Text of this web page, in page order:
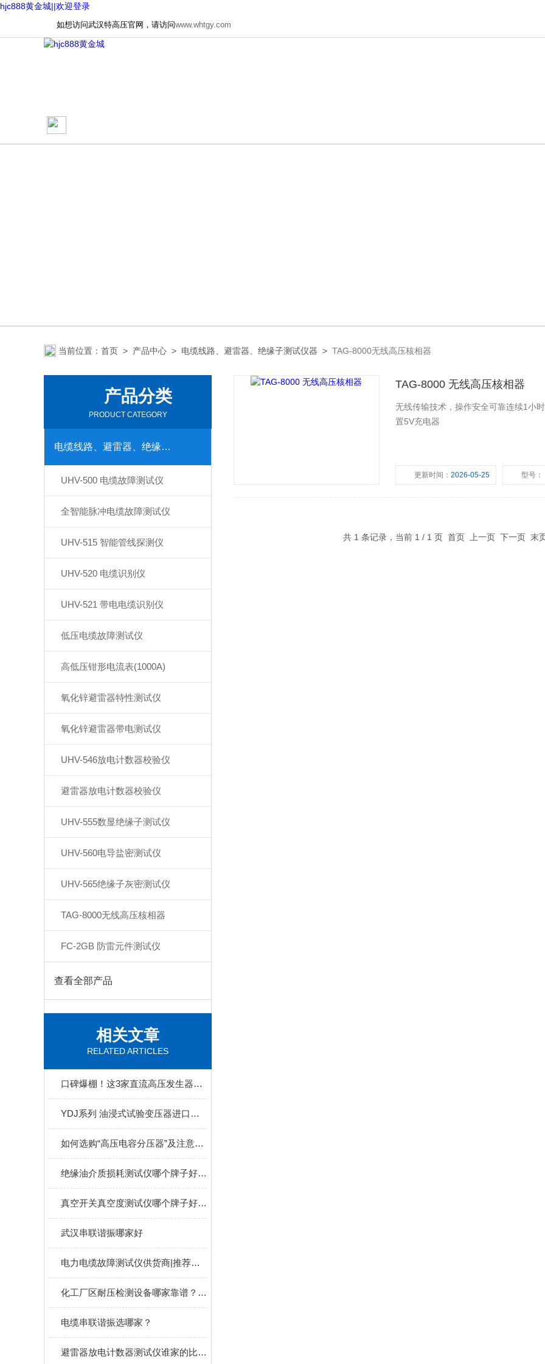
hjc888黄金城||欢迎登录
如想访问武汉特高压官网，请访问www.whtgy.com
当前位置： 首页 > 产品中心 > 电缆线路、避雷器、绝缘子测试仪器 > TAG-8000无线高压核相器
产品分类
PRODUCT CATEGORY
电缆线路、避雷器、绝缘子测试仪器
UHV-500 电缆故障测试仪
全智能脉冲电缆故障测试仪
UHV-515 智能管线探测仪
UHV-520 电缆识别仪
UHV-521 带电电缆识别仪
低压电缆故障测试仪
高低压钳形电流表(1000A)
氧化锌避雷器特性测试仪
氧化锌避雷器带电测试仪
UHV-546放电计数器校验仪
避雷器放电计数器校验仪
UHV-555数显绝缘子测试仪
UHV-560电导盐密测试仪
UHV-565绝缘子灰密测试仪
TAG-8000无线高压核相器
FC-2GB 防雷元件测试仪
查看全部产品
相关文章
RELATED ARTICLES
口碑爆棚！这3家直流高压发生器制造商，客户复购率超80%！
YDJ系列 油浸式试验变压器进口厂家？
如何选购“高压电容分压器”及注意事项
绝缘油介质损耗测试仪哪个牌子好：测试仪厂家的技术内涵与应用解读
真空开关真空度测试仪哪个牌子好：武汉特高压真空测试仪价值探讨
武汉串联谐振哪家好
电力电缆故障测试仪供货商|推荐——武汉特高压电力
化工厂区耐压检测设备哪家靠谱？合规合作测评
电缆串联谐振选哪家？
避雷器放电计数器测试仪谁家的比较好？解析武汉特高压专用校验仪的核心功能
TAG-8000 无线高压核相器
无线传输技术，操作安全可靠连续1小
置5V充电器
更新时间：2026-05-25 型号：
共 1 条记录，当前 1 / 1 页 首页 上一页 下一页 末